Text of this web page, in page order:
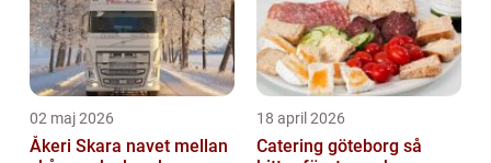
02 maj 2026
Åkeri Skara navet mellan
18 april 2026
Catering göteborg så